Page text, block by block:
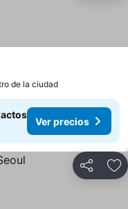
de la ciudad
Ver precios
Compartir